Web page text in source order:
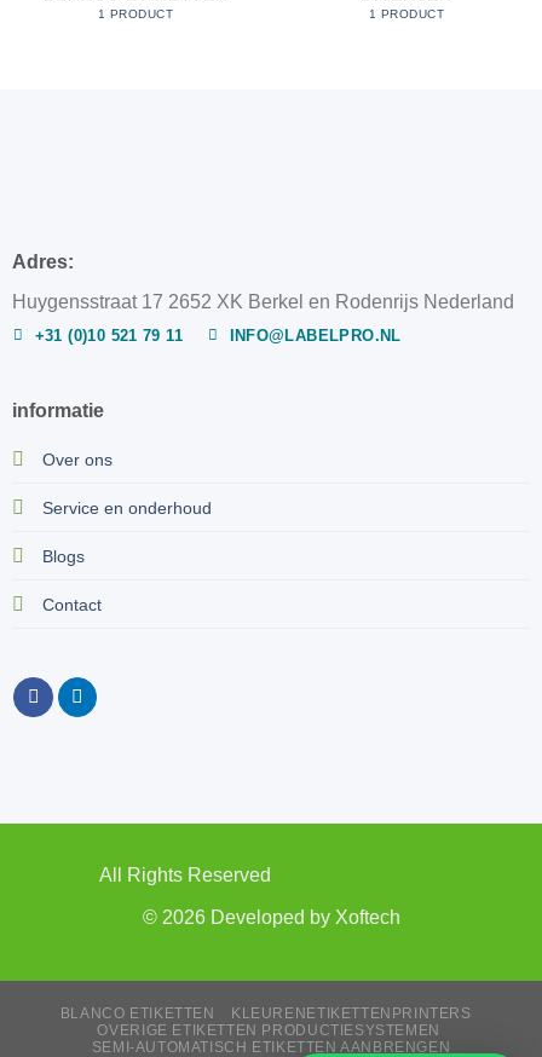
1 PRODUCT 1 PRODUCT
Adres:
Huygensstraat 17 2652 XK Berkel en Rodenrijs Nederland
+31 (0)10 521 79 11 INFO@LABELPRO.NL
informatie
Over ons
Service en onderhoud
Blogs
Contact
© 2026 Developed by Xoftech
All Rights Reserved
BLANCO ETIKETTEN
KLEURENETIKETTENPRINTERS
OVERIGE ETIKETTEN PRODUCTIESYSTEMEN
SEMI-AUTOMATISCH ETIKETTEN AANBRENGEN